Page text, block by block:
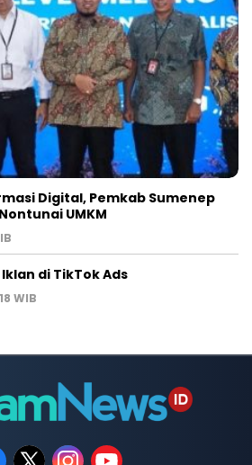
Digital, Pemkab Sumenep
UMKM
di TikTok Ads
WIB